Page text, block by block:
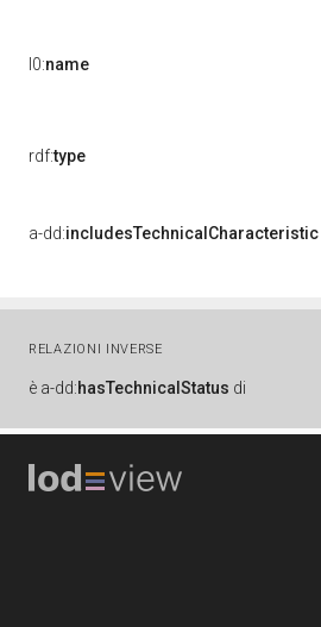
l0:name
rdf:type
a-dd:includesTechnicalCharacteristic
RELAZIONI INVERSE
è a-dd:hasTechnicalStatus di